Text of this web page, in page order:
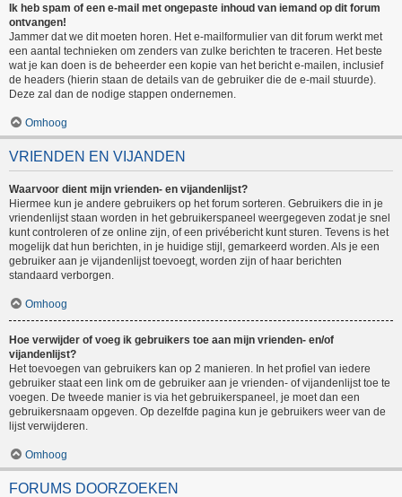
Ik heb spam of een e-mail met ongepaste inhoud van iemand op dit forum
ontvangen!
Jammer dat we dit moeten horen. Het e-mailformulier van dit forum werkt met
een aantal technieken om zenders van zulke berichten te traceren. Het beste
wat je kan doen is de beheerder een kopie van het bericht e-mailen, inclusief
de headers (hierin staan de details van de gebruiker die de e-mail stuurde).
Deze zal dan de nodige stappen ondernemen.
Omhoog
VRIENDEN EN VIJANDEN
Waarvoor dient mijn vrienden- en vijandenlijst?
Hiermee kun je andere gebruikers op het forum sorteren. Gebruikers die in je
vriendenlijst staan worden in het gebruikerspaneel weergegeven zodat je snel
kunt controleren of ze online zijn, of een privébericht kunt sturen. Tevens is het
mogelijk dat hun berichten, in je huidige stijl, gemarkeerd worden. Als je een
gebruiker aan je vijandenlijst toevoegt, worden zijn of haar berichten
standaard verborgen.
Omhoog
Hoe verwijder of voeg ik gebruikers toe aan mijn vrienden- en/of
vijandenlijst?
Het toevoegen van gebruikers kan op 2 manieren. In het profiel van iedere
gebruiker staat een link om de gebruiker aan je vrienden- of vijandenlijst toe te
voegen. De tweede manier is via het gebruikerspaneel, je moet dan een
gebruikersnaam opgeven. Op dezelfde pagina kun je gebruikers weer van de
lijst verwijderen.
Omhoog
FORUMS DOORZOEKEN